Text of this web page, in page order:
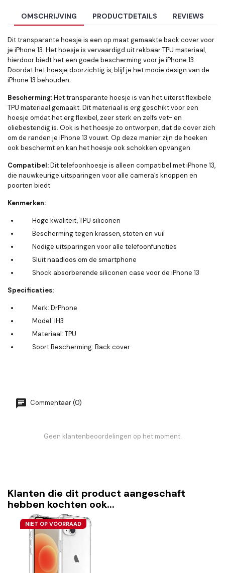
OMSCHRIJVING PRODUCTDETAILS REVIEWS
Dit transparante hoesje is een op maat gemaakte back cover voor
je iPhone 13. Het hoesje is vervaardigd uit rekbaar TPU materiaal,
hierdoor biedt het een goede bescherming voor je iPhone 13.
Doordat het hoesje doorzichtig is, blijf je het mooie design van de
iPhone 13 behouden.
Bescherming:Het transparante hoesje is van het uiterst flexibele
TPU materiaal gemaakt. Dit materiaal is erg geschikt voor een
hoesje omdat het erg flexibel, zeer sterk en zelfs vet- en
oliebestendig is. Ook is het hoesje zo ontworpen, dat de cover zich
om de randen je iPhone 13 vouwt. Op deze manier zijn de hoeken
ook beschermt en kan het hoesje ook schokken opvangen.
Compatibel:Dit telefoonhoesje is alleen compatibel met iPhone 13,
die nauwkeurige uitsparingen voor alle camera’s knoppen en
poorten biedt.
Kenmerken:
Hoge kwaliteit, TPU siliconen
Bescherming tegen krassen, stoten en vuil
Nodige uitsparingen voor alle telefoonfuncties
Sluit naadloos om de smartphone
Shock absorberende siliconen case voor de iPhone 13
Specificaties:
Merk: DrPhone
Model: IH3
Materiaal: TPU
Soort Bescherming: Back cover
Commentaar (0)
Geen klantenbeoordelingen op het moment.
Klanten die dit product aangeschaft
hebben kochten ook...
NIET OP VOORRAAD